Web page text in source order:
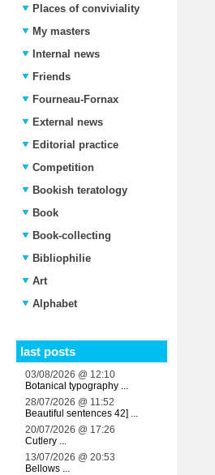
Places of conviviality
My masters
Internal news
Friends
Fourneau-Fornax
External news
Editorial practice
Competition
Bookish teratology
Book
Book-collecting
Bibliophilie
Art
Alphabet
last posts
03/08/2026 @ 12:10
Botanical typography ...
28/07/2026 @ 11:52
Beautiful sentences 42] ...
20/07/2026 @ 17:26
Cutlery ...
13/07/2026 @ 20:53
Bellows ...